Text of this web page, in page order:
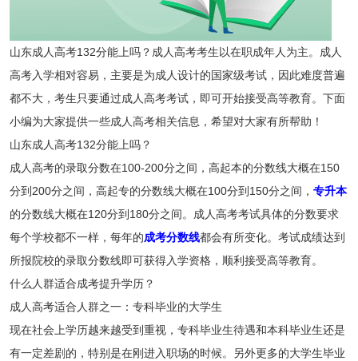
山东成人高考132分能上吗？成人高考考生以在职成年人为主。成人
高考入学相对容易，主要是为成人设计的国家级考试，因此难度普遍
都不大，考生只要通过成人高考考试，即可开始接受高等教育。下面
小编为大家提供一些成人高考相关信息，希望对大家有所帮助！
山东成人高考132分能上吗？
成人高考的录取分数在100-200分之间，高起本的分数线大概在150
分到200分之间，高起专的分数线大概在100分到150分之间， 专升本
的分数线大概在120分到180分之间。成人高考考试具体的分数要求
每个学校都不一样，每年的成考分数线都会有所变化。考试成绩达到
所报院校的录取分数线即可获得入学资格，顺利接受高等教育。
什么人群适合成考提升学历？
成人高考适合人群之一：专科毕业的大学生
现在社会上学历越来越受到重视，专科毕业生待遇和本科毕业生还是
有一定差剧的，特别是在刚进入职场的时候。另外更多的大学生毕业